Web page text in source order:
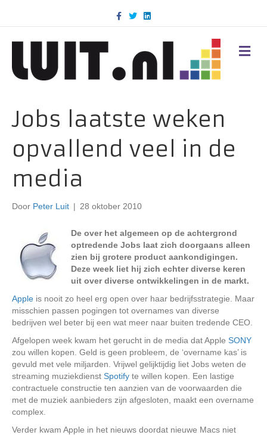
c
k
T
w
i
n
d
M
E
Jobs laatste weken
opvallend veel in de
media
Door Peter Luit | 28 oktober 2010
De over het algemeen op de achtergrond
optredende Jobs laat zich doorgaans alleen
zien bij grotere product aankondigingen.
Deze week liet hij zich echter diverse keren
uit over diverse ontwikkelingen in de markt.
Apple is nooit zo heel erg open over haar bedrijfsstrategie. Maar
misschien passen pogingen tot overnames van diverse
bedrijven wel beter bij een wat meer naar buiten tredende CEO.
Afgelopen week kwam het gerucht in de media dat Apple SONY
zou willen kopen. Geld is geen probleem, de ‘overname kas’ is
gevuld met vele miljarden. Vrijwel gelijktijdig liet Jobs weten de
streaming muziekdienst Spotify te willen kopen. Een lastige
contractuele constructie ten aanzien van de voorwaarden die
met de muziek aanbieders zijn afgesloten, maakt een overname
complex.
Verder kwam Apple in het nieuws doordat nieuwe Macs niet